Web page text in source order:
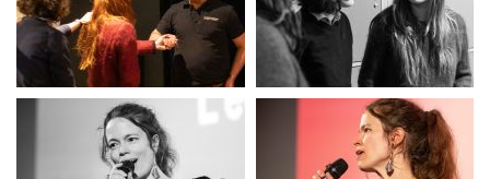
Semaine P1PS Inclusion Semaine P1PS Inclusion